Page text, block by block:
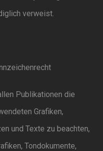
verweist.
Publikationen die
Grafiken,
und Texte zu beachten,
Tondokumente,